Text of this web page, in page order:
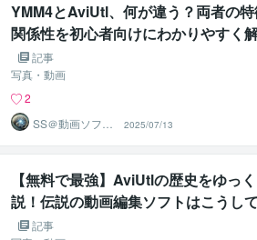
YMM4とAviUtl、何が違う？両者の
関係性を初心者向けにわかりやすく
ます。AviUtl2との連携も！【ゆっく
Utl】
記事
写真・動画
2
SS＠動画ソフト
ウェアエンジニ
ア
2025/07/13
【無料で最強】AviUtlの歴史をゆっ
説！伝説の動画編集ソフトはこうし
れた…誕生からAviUtl2登場までわか
記事